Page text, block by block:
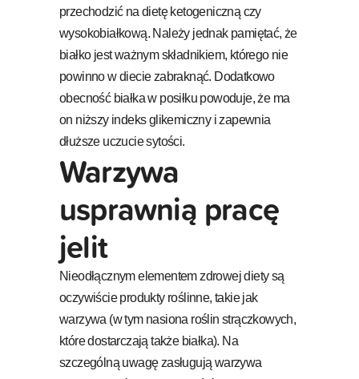
przechodzić na dietę ketogeniczną czy
wysokobiałkową. Należy jednak pamiętać, że
białko jest ważnym składnikiem, którego nie
powinno w diecie zabraknąć. Dodatkowo
obecność białka w posiłku powoduje, że ma
on niższy indeks glikemiczny i zapewnia
dłuższe uczucie sytości.
Warzywa
usprawnią pracę
jelit
Nieodłącznym elementem zdrowej diety są
oczywiście produkty roślinne, takie jak
warzywa (w tym nasiona roślin strączkowych,
które dostarczają także białka). Na
szczególną uwagę zasługują warzywa